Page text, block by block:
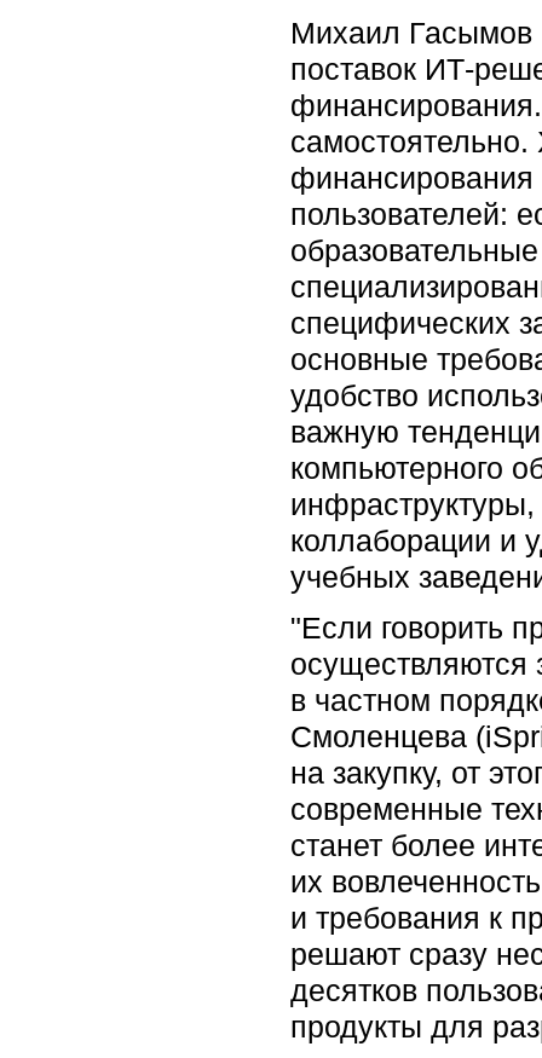
Михаил Гасымов
поставок ИТ-
финансирования
пользователей:
специфических
основные
удобство
важную
компьютерного
коллаборации и
учебных
"Если говорить
осуществляются
в частном
Смоленцева
на закупку, от
современные
станет более
их
и требования к
решают сразу
десятков
продукты для